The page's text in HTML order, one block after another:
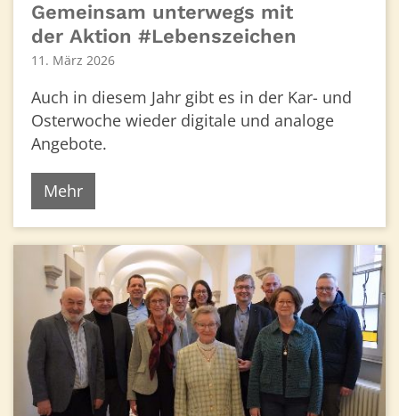
Gemeinsam unterwegs mit
der Aktion #Lebenszeichen
11. März 2026
Auch in diesem Jahr gibt es in der Kar- und
Osterwoche wieder digitale und analoge
Angebote.
Mehr